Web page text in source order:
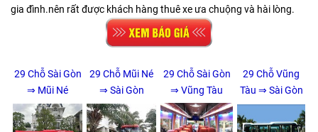
gia đình.nên rất được khách hàng thuê xe ưa chuộng và hài lòng.
29 Chỗ Sài Gòn
⇒ Mũi Né
29 Chỗ Mũi Né
⇒ Sài Gòn
29 Chỗ Sài Gòn
⇒ Vũng Tàu
29 Chỗ Vũng
Tàu ⇒ Sài Gòn